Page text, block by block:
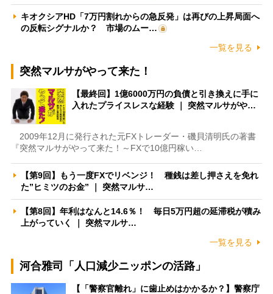
キオクシアHD「7万円割れからの急反発」は再びの上昇局面へ
の反転シグナルか？ 市場のムー…
一覧を見る
突然マルサがやって来た！
【最終回】1億6000万円の負債と引き換えに手に
入れたプライスレスな経験 ｜ 突然マルサがや…
2009年12月に発行された元FXトレーダー・磯貝清明氏の著書
『突然マルサがやって来た！～FXで10億円稼い…
【第9回】もう一度FXでリベンジ！ 種銭は差し押さえを免れ
た”ヒミツのお金” ｜ 突然マルサ…
【第8回】年利はなんと14.6％！ 毎日5万円超の延滞税が積み
上がっていく ｜ 突然マルサ…
一覧を見る
河合雅司「人口減少ニッポンの活路」
【「警察官離れ」に歯止めはかかるか？】警察庁